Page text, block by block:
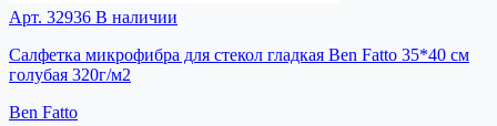
Арт. 32936 В наличии
Салфетка микрофибра для стекол гладкая Ben Fatto 35*40 см
голубая 320г/м2
Ben Fatto